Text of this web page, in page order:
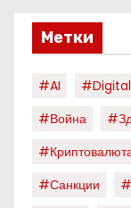
Метки
#AI #digital
#война
#санкции